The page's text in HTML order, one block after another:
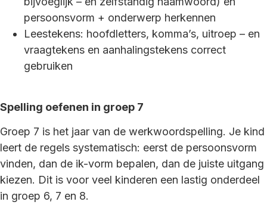
persoonsvorm + onderwerp herkennen
Leestekens: hoofdletters, komma’s, uitroep – en
vraagtekens en aanhalingstekens correct
gebruiken
Spelling oefenen in groep 7
Groep 7 is het jaar van de werkwoordspelling. Je kind
leert de regels systematisch: eerst de persoonsvorm
vinden, dan de ik-vorm bepalen, dan de juiste uitgang
kiezen. Dit is voor veel kinderen een lastig onderdeel
in groep 6, 7 en 8.